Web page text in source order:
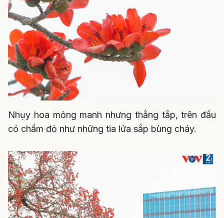
Nhụy hoa mỏng manh nhưng thẳng tắp, trên đầu
có chấm đỏ như những tia lửa sắp bùng cháy.